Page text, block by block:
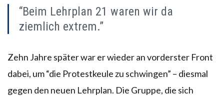
“Beim Lehrplan 21 waren wir da
ziemlich extrem.”
Zehn Jahre später war er wieder an vorderster Front
dabei, um “die Protestkeule zu schwingen” – diesmal
gegen den neuen Lehrplan. Die Gruppe, die sich